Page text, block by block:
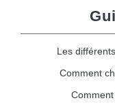
Les
Comment